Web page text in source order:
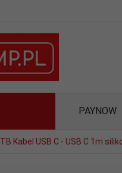
PAYNOW
TB Kabel USB C - USB C 1m